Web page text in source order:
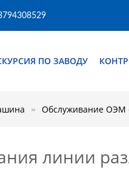
ПО ЗАВОДУ
Обслуживание ОЭМ
линии